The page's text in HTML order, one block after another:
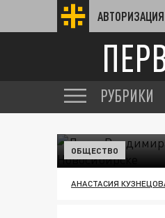
АВТОРИЗАЦИЯ
РУБРИКИ
ОБЩЕСТВО
АНАСТАСИЯ